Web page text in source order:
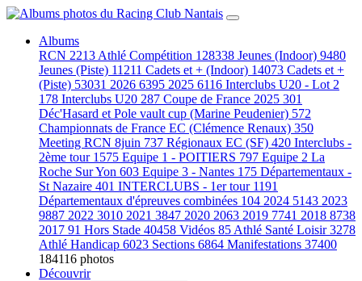
Albums
RCN 2213 Athlé Compétition 128338 Jeunes (Indoor) 9480
Jeunes (Piste) 11211 Cadets et + (Indoor) 14073 Cadets et +
(Piste) 53031 2026 6395 2025 6116 Interclubs U20 - Lot 2
178 Interclubs U20 287 Coupe de France 2025 301
Déc'Hasard et Pole vault cup (Marine Peudenier) 572
Championnats de France EC (Clémence Renaux) 350
Meeting RCN 8juin 737 Régionaux EC (SF) 420 Interclubs -
2ème tour 1575 Equipe 1 - POITIERS 797 Equipe 2 La
Roche Sur Yon 603 Equipe 3 - Nantes 175 Départementaux -
St Nazaire 401 INTERCLUBS - 1er tour 1191
Départementaux d'épreuves combinées 104 2024 5143 2023
9887 2022 3010 2021 3847 2020 2063 2019 7741 2018 8738
2017 91 Hors Stade 40458 Vidéos 85 Athlé Santé Loisir3278
Athlé Handicap 6023 Sections 6864 Manifestations 37400
184116 photos
Découvrir